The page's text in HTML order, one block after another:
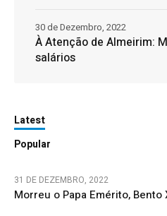
À Atenção de Almeirim:
salários
30 de Dezembro, 2022
Latest
Popular
31 DE DEZEMBRO, 2022
Morreu o Papa Emérito, Bento